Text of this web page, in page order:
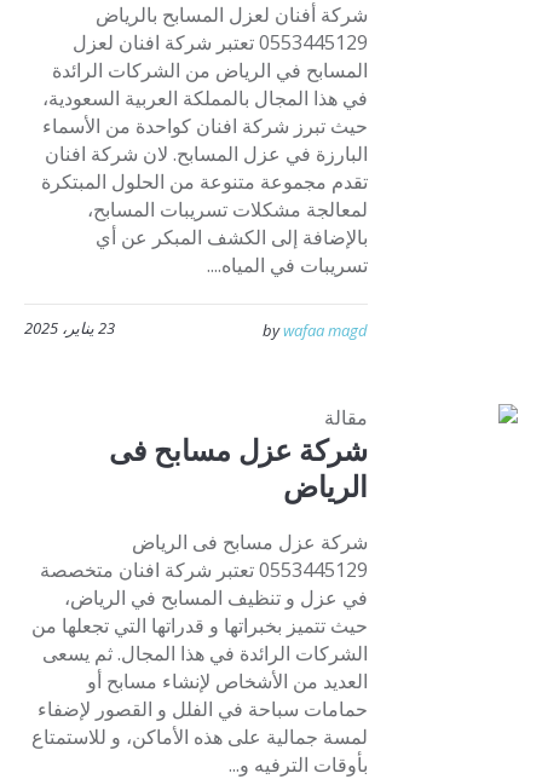
شركة أفنان لعزل المسابح بالرياض
0553445129 تعتبر شركة افنان لعزل
المسابح في الرياض من الشركات الرائدة
في هذا المجال بالمملكة العربية السعودية،
حيث تبرز شركة افنان كواحدة من الأسماء
البارزة في عزل المسابح. لان شركة افنان
تقدم مجموعة متنوعة من الحلول المبتكرة
لمعالجة مشكلات تسريبات المسابح،
بالإضافة إلى الكشف المبكر عن أي
تسريبات في المياه....
23 يناير، 2025 bywafaa magd
مقالة
شركة عزل مسابح فى
الرياض
شركة عزل مسابح فى الرياض
0553445129 تعتبر شركة افنان متخصصة
في عزل و تنظيف المسابح في الرياض،
حيث تتميز بخبراتها و قدراتها التي تجعلها من
الشركات الرائدة في هذا المجال. ثم يسعى
العديد من الأشخاص لإنشاء مسابح أو
حمامات سباحة في الفلل و القصور لإضفاء
لمسة جمالية على هذه الأماكن، و للاستمتاع
بأوقات الترفيه و...